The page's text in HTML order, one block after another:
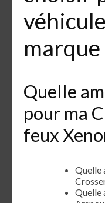
Quelle
pour ma
feux
Quelle
Quelle